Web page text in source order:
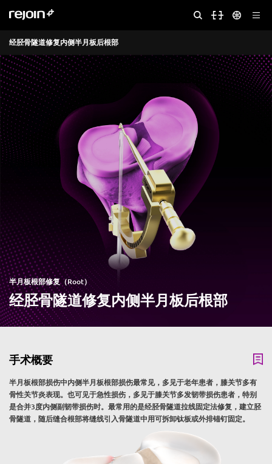
经胫骨隧道修复内侧半月板后根部
半月板根部修复（Root）
经胫骨隧道修复内侧半月板后根部
手术概要
半月板根部损伤中内侧半月板根部损伤最常见，多见于老年患者，膝关节多有
骨性关节炎表现。也可见于急性损伤，多见于膝关节多发韧带损伤患者，特别
是合并3度内侧副韧带损伤时。最常用的是经胫骨隧道拉线固定法修复，建立胫
骨隧道，随后缝合根部将缝线引入骨隧道中用可拆卸钛板或外排锚钉固定。